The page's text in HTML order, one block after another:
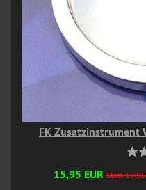
FK Zusatzinstrument
15,95 EUR Statt 19,95